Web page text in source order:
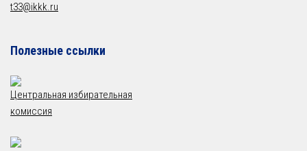
t33@ikkk.ru
Полезные ссылки
Центральная избирательная
комиссия